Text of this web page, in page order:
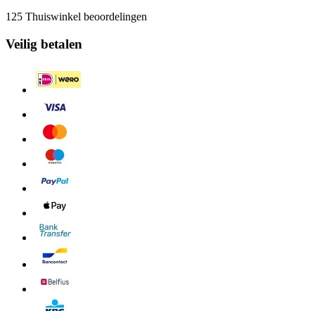
125 Thuiswinkel beoordelingen
Veilig betalen